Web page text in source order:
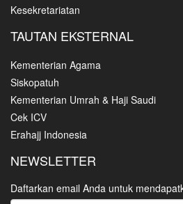
Kesekretariatan
TAUTAN EKSTERNAL
Kementerian Agama
Siskopatuh
Kementerian Umrah & Haji Saudi
Cek ICV
Erahajj Indonesia
NEWSLETTER
Daftarkan email Anda untuk